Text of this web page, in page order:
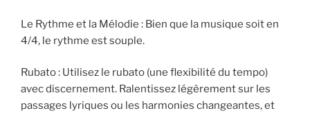
Le Rythme et la Mélodie : Bien que la musique soit en
4/4, le rythme est souple.
Rubato : Utilisez le rubato (une flexibilité du tempo)
avec discernement. Ralentissez légèrement sur les
passages lyriques ou les harmonies changeantes, et